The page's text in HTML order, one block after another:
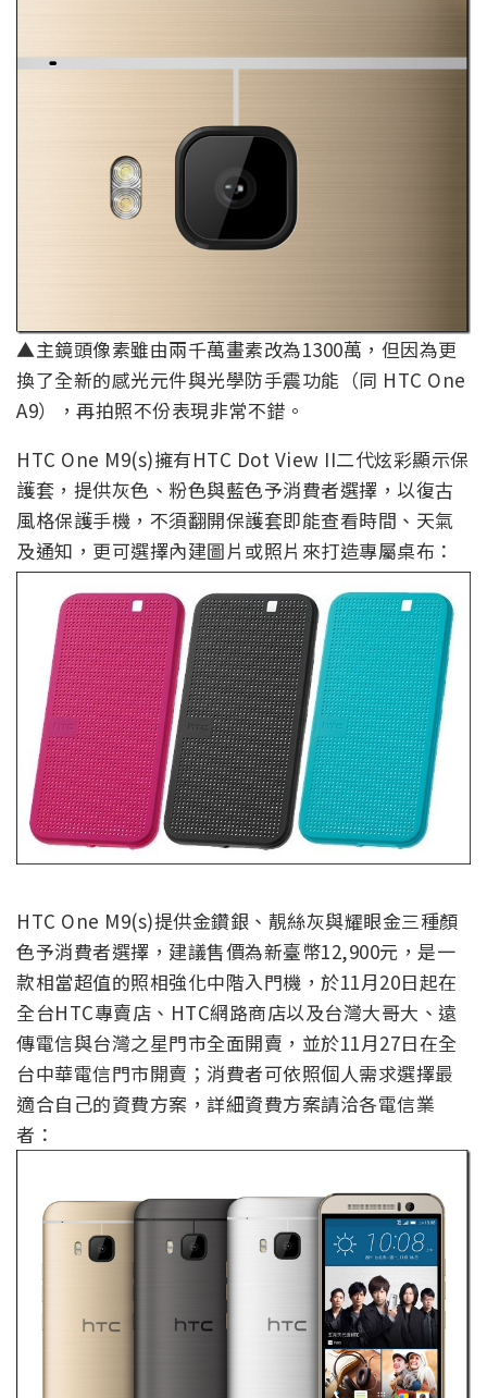
▲主鏡頭像素雖由兩千萬畫素改為1300萬，但因為更
換了全新的感光元件與光學防手震功能（同 HTC One
A9），再拍照不份表現非常不錯。
HTC One M9(s)擁有HTC Dot View II二代炫彩顯示保
護套，提供灰色、粉色與藍色予消費者選擇，以復古
風格保護手機，不須翻開保護套即能查看時間、天氣
及通知，更可選擇內建圖片或照片來打造專屬桌布：
HTC One M9(s)提供金鑽銀、靚絲灰與耀眼金三種顏
色予消費者選擇，建議售價為新臺幣12,900元，是一
款相當超值的照相強化中階入門機，於11月20日起在
全台HTC專賣店、HTC網路商店以及台灣大哥大、遠
傳電信與台灣之星門市全面開賣，並於11月27日在全
台中華電信門市開賣；消費者可依照個人需求選擇最
適合自己的資費方案，詳細資費方案請洽各電信業
者：